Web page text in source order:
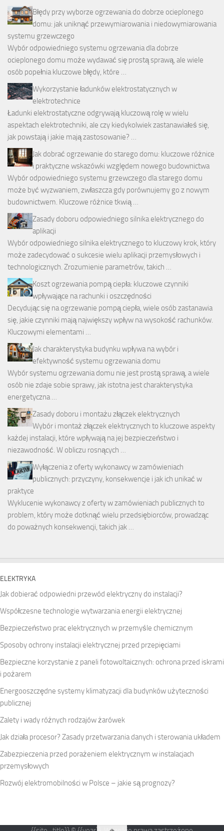
Błędy przy wyborze ogrzewania do dobrze ocieplonego
domu: jak uniknąć przewymiarowania i niedowymiarowania
systemu grzewczego
Wybór odpowiedniego systemu ogrzewania dla dobrze
ocieplonego domu może wydawać się prostą sprawą, ale wiele
osób popełnia kluczowe błędy, które …
Wykorzystanie ładunków elektrostatycznych w
elektrotechnice
Ładunki elektrostatyczne odgrywają kluczową rolę w wielu
aspektach elektrotechniki, ale czy kiedykolwiek zastanawiałeś się,
jak powstają i jakie mają zastosowanie? …
Jak dobrać ogrzewanie do starego domu: kluczowe różnice
i praktyczne wskazówki względem nowego budownictwa
Wybór odpowiedniego systemu grzewczego dla starego domu
może być wyzwaniem, zwłaszcza gdy porównujemy go z nowym
budownictwem. Kluczowe różnice tkwią …
Zasady doboru odpowiedniego silnika elektrycznego do
aplikacji
Wybór odpowiedniego silnika elektrycznego to kluczowy krok, który
może zadecydować o sukcesie wielu aplikacji przemysłowych i
technologicznych. Zrozumienie parametrów, takich …
Koszt ogrzewania pompą ciepła: kluczowe czynniki
wpływające na rachunki i oszczędności
Decydując się na ogrzewanie pompą ciepła, wiele osób zastanawia
się, jakie czynniki mają największy wpływ na wysokość rachunków.
Kluczowymi elementami …
Jak charakterystyka budynku wpływa na wybór i
efektywność systemu ogrzewania domu
Wybór systemu ogrzewania domu nie jest prostą sprawą, a wiele
osób nie zdaje sobie sprawy, jak istotna jest charakterystyka
energetyczna …
Zasady doboru i montażu złączek elektrycznych
Wybór i montaż złączek elektrycznych to kluczowe aspekty
każdej instalacji, które wpływają na jej bezpieczeństwo i
niezawodność. W obliczu rosnących …
Wyłączenia z oferty wykonawcy w zamówieniach
publicznych: przyczyny, konsekwencje i jak ich unikać w
praktyce
Wyklucenie wykonawcy z oferty w zamówieniach publicznych to
problem, który może dotknąć wielu przedsiębiorców, prowadząc
do poważnych konsekwencji, takich jak …
ELEKTRYKA
Jak dobierać odpowiedni przewód elektryczny do instalacji?
Współczesne technologie wytwarzania energii elektrycznej
Bezpieczeństwo prac elektrycznych w przemyśle chemicznym
Sposoby ochrony instalacji elektrycznej przed przepięciami
Bezpieczne korzystanie z paneli fotowoltaicznych: ochrona przed iskrami
i pożarem
Energooszczędne systemy klimatyzacji dla budynków użyteczności
publicznej
Zalety i wady różnych rodzajów żarówek
Jak działa procesor? Zasady przetwarzania danych i sterowania układem
Zabezpieczenia przed porażeniem elektrycznym w instalacjach
przemysłowych
Rozwój elektromobilności w Polsce – jakie są prognozy?